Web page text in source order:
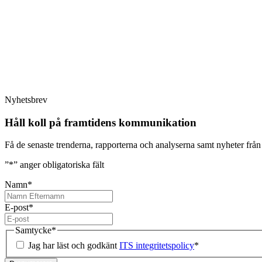
Nyhetsbrev
Håll koll på framtidens kommunikation
Få de senaste trenderna, rapporterna och analyserna samt nyheter
”*” anger obligatoriska fält
Namn*
E-post*
Samtycke*
Jag har läst och godkänt ITS integritetspolicy*